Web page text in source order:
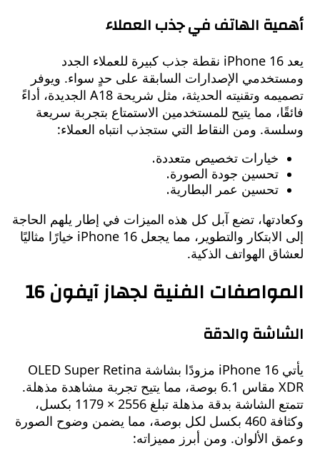
الهاتف في جذب العملاء
يعد iPhone 16 نقطة جذب كبيرة للعملاء الجدد
الإصدارات السابقة على حدٍ سواء. ويوفر
تصميمه وتقنيته الحديثة، مثل شريحة A18 الجديدة، أداءً
مما يتيح للمستخدمين الاستمتاع بتجربة سريعة
ومن النقاط التي ستجذب انتباه العملاء:
خيارات تخصيص متعددة.
تحسين جودة الصورة.
تحسين عمر البطارية.
تضع آبل كل هذه الميزات في إطار يلهم الحاجة
إلى الابتكار والتطوير، مما يجعل iPhone 16 خيارًا مثاليًا
الهواتف الذكية.
الفنية لجهاز آيفون 16
والدقة
يأتي iPhone 16 مزودًا بشاشة OLED Super Retina
XDR مقاس 6.1 بوصة، مما يتيح تجربة مشاهدة مذهلة.
تتمتع الشاشة بدقة مذهلة تبلغ 2556 × 1179 بكسل،
وكثافة 460 بكسل لكل بوصة، مما يضمن وضوح الصورة
الألوان. ومن أبرز مميزاته: